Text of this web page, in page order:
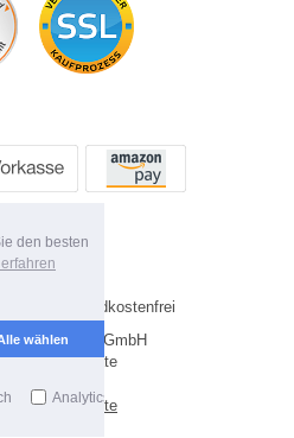
den besten
wählen
Analytics
MwSt. Versandkostenfrei
by Future-X GmbH
by Shopgate
Webseite